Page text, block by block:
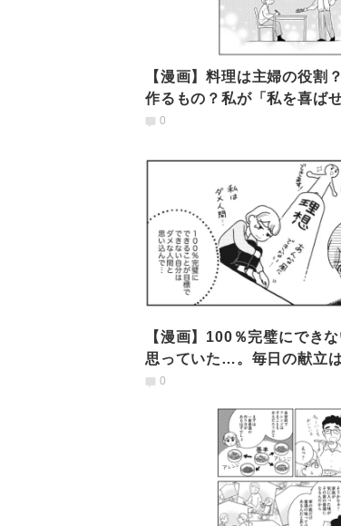
【漫画】料理は主婦の役割
作るもの？私が「私を喜ば
理を作る幸せ
0
【漫画】100％完璧にでき
思っていた…。毎日の献立
きる分だけで花丸
0